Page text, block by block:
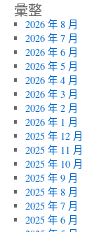
彙整
2026 年 8 月
2026 年 7 月
2026 年 6 月
2026 年 5 月
2026 年 4 月
2026 年 3 月
2026 年 2 月
2026 年 1 月
2025 年 12 月
2025 年 11 月
2025 年 10 月
2025 年 9 月
2025 年 8 月
2025 年 7 月
2025 年 6 月